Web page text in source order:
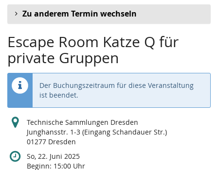
Zu anderem Termin wechseln
Escape Room Katze Q für
private Gruppen
Der Buchungszeitraum für diese Veranstaltung
ist beendet.
Technische Sammlungen Dresden
Junghansstr. 1-3 (Eingang Schandauer Str.)
01277 Dresden
So, 22. Juni 2025
Beginn: 15:00 Uhr